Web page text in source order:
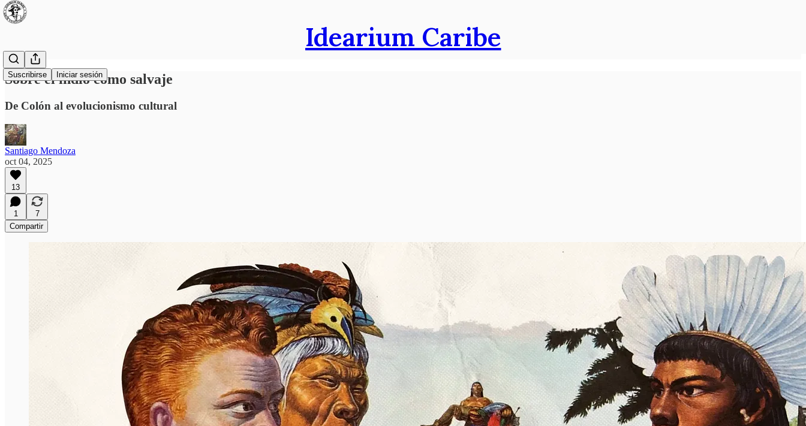
Idearium Caribe
Suscribirse Iniciar sesión
Sobre el indio como salvaje
De Colón al evolucionismo cultural
Santiago Mendoza
oct 04, 2025
13
1
7
Compartir